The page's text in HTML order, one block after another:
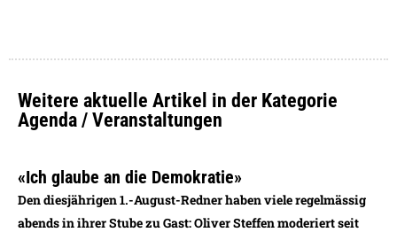
Weitere aktuelle Artikel in der Kategorie
Agenda / Veranstaltungen
«Ich glaube an die Demokratie»
Den diesjährigen 1.-August-Redner haben viele regelmässig
abends in ihrer Stube zu Gast: Oliver Steffen moderiert seit